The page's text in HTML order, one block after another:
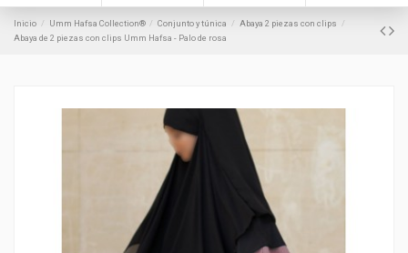
Inicio Umm Hafsa Collection® Conjunto y túnica
Abaya 2 piezas con clips
Abaya de 2 piezas con clips Umm Hafsa - Palo de rosa